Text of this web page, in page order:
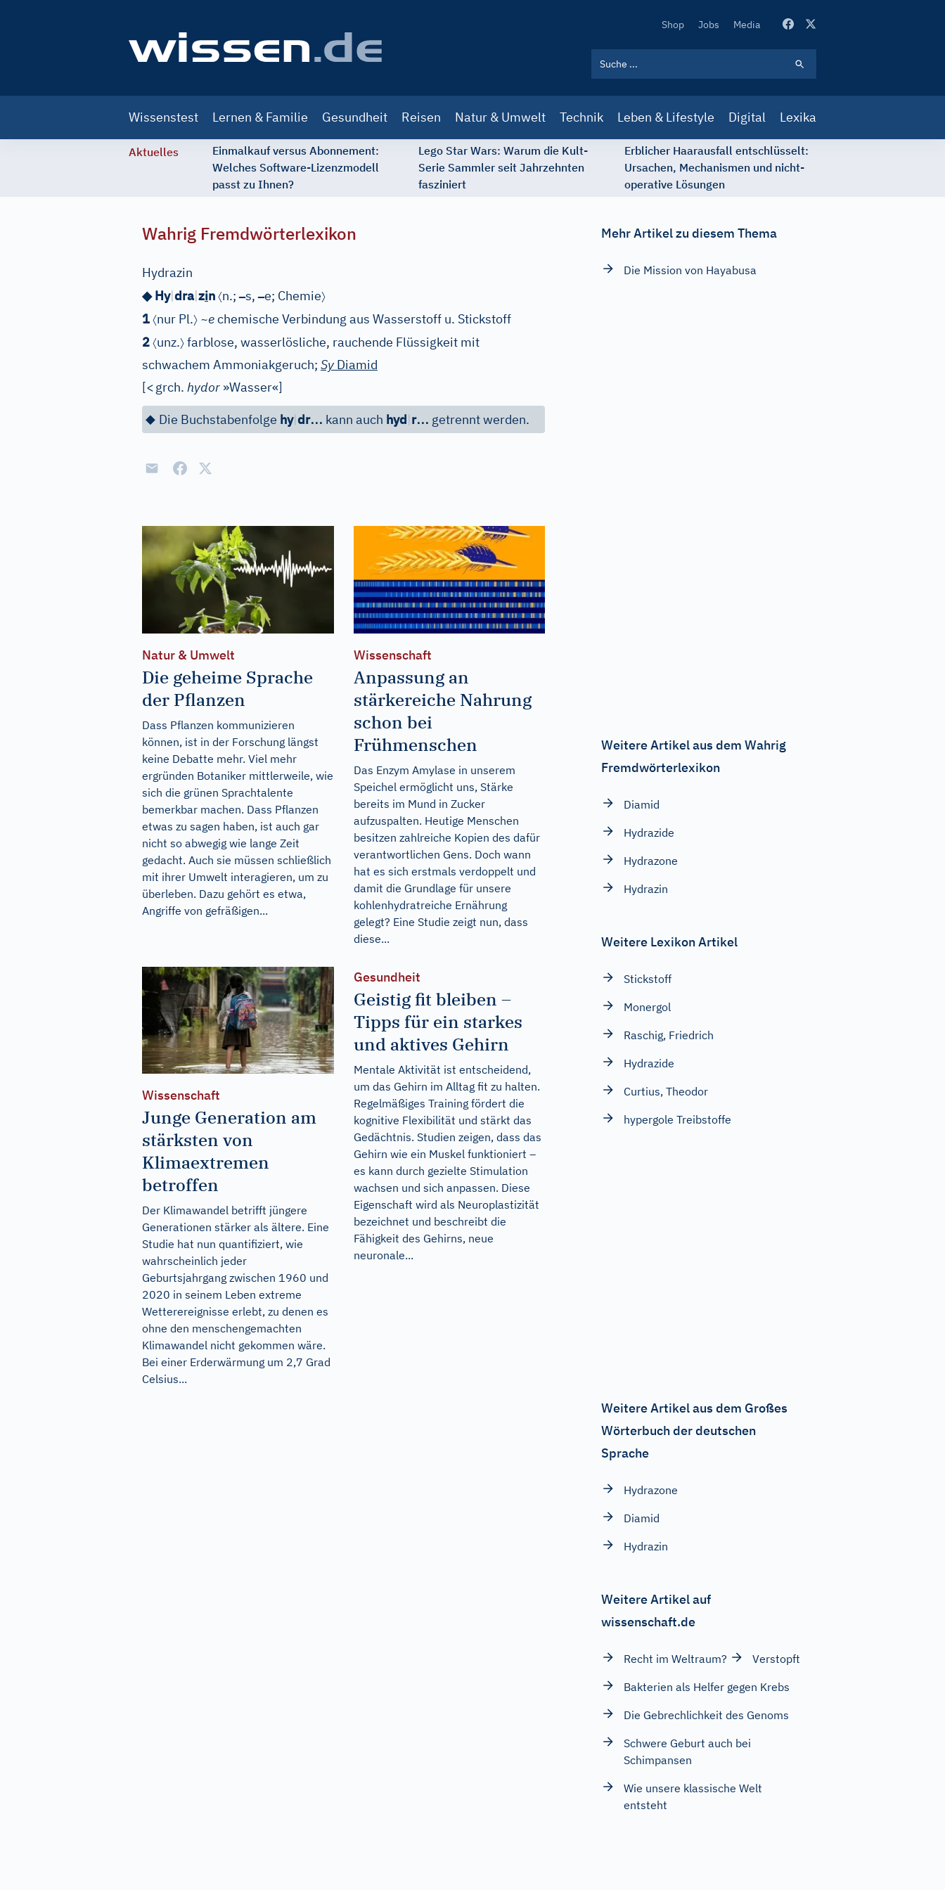
Secondary
Shop Jobs Media
navigation
Wissenstest Lernen & Familie Gesundheit Reisen Natur & Umwelt Technik Leben & Lifestyle Digital Lexika
Aktuelles
Einmalkauf versus Abonnement:
Welches Software-Lizenzmodell
passt zu Ihnen?
Lego Star Wars: Warum die Kult-
Serie Sammler seit Jahrzehnten
fasziniert
Erblicher Haarausfall entschlüsselt:
Ursachen, Mechanismen und nicht-
operative Lösungen
Wahrig Fremdwörterlexikon
Hydrazin
◆ Hy|dra|zin〈n.;–s,–e; Chemie〉
1〈nur Pl.〉 ~echemische Verbindung aus Wasserstoff u. Stickstoff
2〈unz.〉farblose, wasserlösliche, rauchende Flüssigkeit mit
schwachem Ammoniakgeruch; SyDiamid
[<grch. hydor »Wasser«]
◆ Die Buchstabenfolge hy|dr… kann auch hyd|r… getrennt werden.
Natur & Umwelt
Die geheime Sprache
der Pflanzen
Dass Pflanzen kommunizieren
können, ist in der Forschung längst
keine Debatte mehr. Viel mehr
ergründen Botaniker mittlerweile, wie
sich die grünen Sprachtalente
bemerkbar machen. Dass Pflanzen
etwas zu sagen haben, ist auch gar
nicht so abwegig wie lange Zeit
gedacht. Auch sie müssen schließlich
mit ihrer Umwelt interagieren, um zu
überleben. Dazu gehört es etwa,
Angriffe von gefräßigen...
Wissenschaft
Anpassung an
stärkereiche Nahrung
schon bei
Frühmenschen
Das Enzym Amylase in unserem
Speichel ermöglicht uns, Stärke
bereits im Mund in Zucker
aufzuspalten. Heutige Menschen
besitzen zahlreiche Kopien des dafür
verantwortlichen Gens. Doch wann
hat es sich erstmals verdoppelt und
damit die Grundlage für unsere
kohlenhydratreiche Ernährung
gelegt? Eine Studie zeigt nun, dass
diese...
Wissenschaft
Junge Generation am
stärksten von
Klimaextremen
betroffen
Der Klimawandel betrifft jüngere
Generationen stärker als ältere. Eine
Studie hat nun quantifiziert, wie
wahrscheinlich jeder
Geburtsjahrgang zwischen 1960 und
2020 in seinem Leben extreme
Wetterereignisse erlebt, zu denen es
ohne den menschengemachten
Klimawandel nicht gekommen wäre.
Bei einer Erderwärmung um 2,7 Grad
Celsius...
Gesundheit
Geistig fit bleiben –
Tipps für ein starkes
und aktives Gehirn
Mentale Aktivität ist entscheidend,
um das Gehirn im Alltag fit zu halten.
Regelmäßiges Training fördert die
kognitive Flexibilität und stärkt das
Gedächtnis. Studien zeigen, dass das
Gehirn wie ein Muskel funktioniert –
es kann durch gezielte Stimulation
wachsen und sich anpassen. Diese
Eigenschaft wird als Neuroplastizität
bezeichnet und beschreibt die
Fähigkeit des Gehirns, neue
neuronale...
Mehr Artikel zu diesem Thema
Die Mission von Hayabusa
Weitere Artikel aus dem Wahrig
Fremdwörterlexikon
Diamid
Hydrazide
Hydrazone
Hydrazin
Weitere Lexikon Artikel
Stickstoff
Monergol
Raschig, Friedrich
Hydrazide
Curtius, Theodor
hypergole Treibstoffe
Weitere Artikel aus dem Großes
Wörterbuch der deutschen
Sprache
Hydrazone
Diamid
Hydrazin
Weitere Artikel auf
wissenschaft.de
Recht im Weltraum?
Verstopft
Bakterien als Helfer gegen Krebs
Die Gebrechlichkeit des Genoms
Schwere Geburt auch bei
Schimpansen
Wie unsere klassische Welt
entsteht